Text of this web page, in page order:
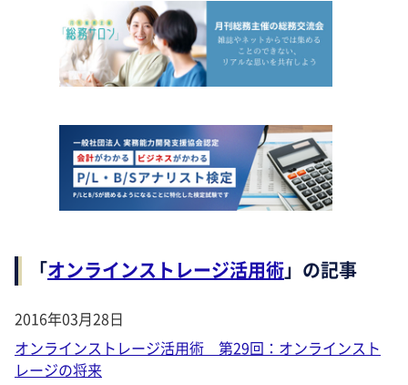
「オンラインストレージ活用術」の記事
2016年03月28日
オンラインストレージ活用術 第29回：オンラインスト
レージの将来